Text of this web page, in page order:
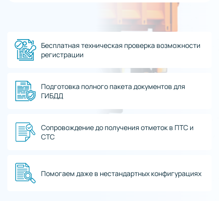
Бесплатная техническая проверка возможности
регистрации
Подготовка полного пакета документов для
ГИБДД
Сопровождение до получения отметок в ПТС и
СТС
Помогаем даже в нестандартных конфигурациях